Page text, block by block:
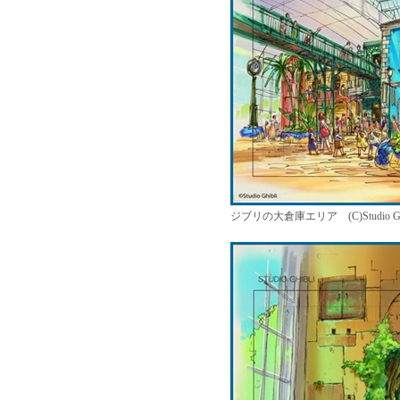
ジブリの大倉庫エリア (C)Studio